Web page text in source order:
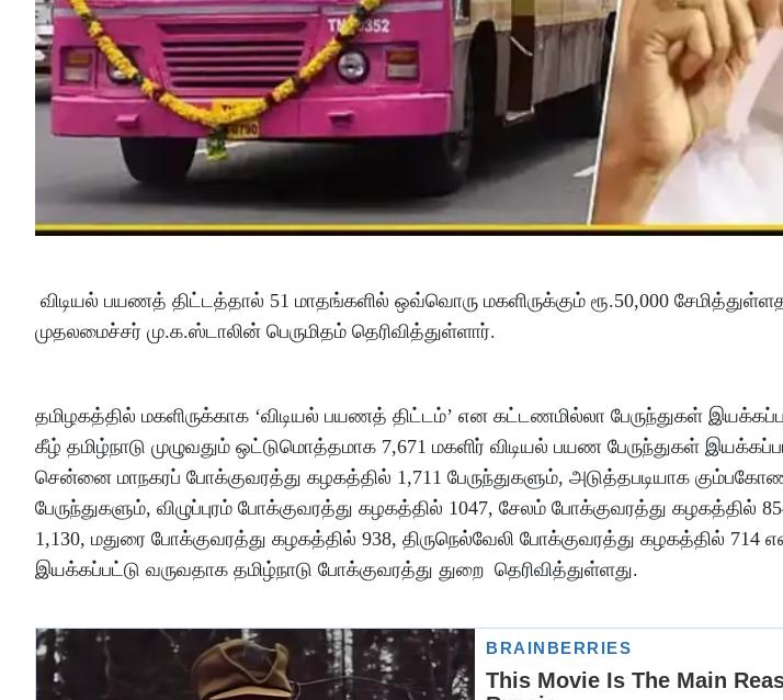
விடியல் பயணத் திட்டத்தால் 51 மாதங்களில் ஒவ்வொரு மகளிருக்கும் ரூ.50,000
முதலமைச்சர் மு.க.ஸ்டாலின் பெருமிதம் தெரிவித்துள்ளார்.
தமிழகத்தில் மகளிருக்காக ‘விடியல் பயணத் திட்டம்’ என கட்டணமில்லா பேருந்துகள்
கீழ் தமிழ்நாடு முழுவதும் ஒட்டுமொத்தமாக 7,671 மகளிர் விடியல் பயண பேருந்துகள்
சென்னை மாநகரப் போக்குவரத்து கழகத்தில் 1,711 பேருந்துகளும், அடுத்தபடியாக
பேருந்துகளும், விழுப்புரம் போக்குவரத்து கழகத்தில் 1047, சேலம் போக்குவரத்து
1,130, மதுரை போக்குவரத்து கழகத்தில் 938, திருநெல்வேலி போக்குவரத்து கழகத்தில் 714
இயக்கப்பட்டு வருவதாக தமிழ்நாடு போக்குவரத்து துறை தெரிவித்துள்ளது.